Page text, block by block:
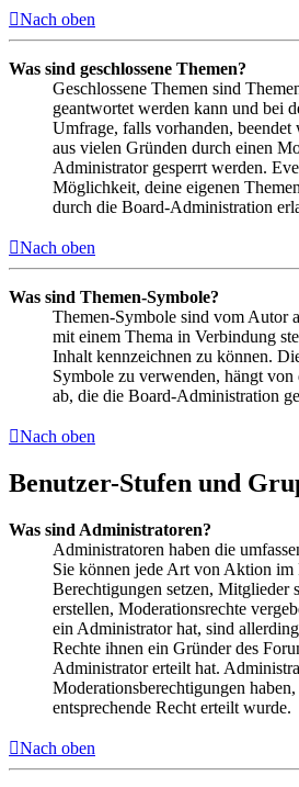
Nach oben
Was sind geschlossene Themen?
Geschlossene Themen sind
geantwortet werden kann und bei
Umfrage, falls vorhanden, beendet
aus vielen Gründen durch einen
Administrator gesperrt werden.
Möglichkeit, deine eigenen
durch die Board-Administration
Nach oben
Was sind Themen-Symbole?
Themen-Symbole sind vom Autor
mit einem Thema in Verbindung
Inhalt kennzeichnen zu können.
Symbole zu verwenden, hängt
ab, die die Board-Administration
Nach oben
Benutzer-Stufen und
Was sind Administratoren?
Administratoren haben die
Sie können jede Art von Aktion im
Berechtigungen setzen, Mitglieder
erstellen, Moderationsrechte
ein Administrator hat, sind
Rechte ihnen ein Gründer des
Administrator erteilt hat.
Moderationsberechtigungen
entsprechende Recht erteilt wurde.
Nach oben